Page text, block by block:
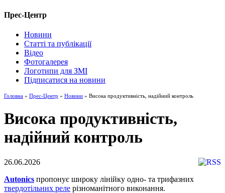
Прес-Центр
Новини
Статті та публікації
Відео
Фотогалерея
Логотипи для ЗМІ
Підписатися на новини
Головна » Прес-Центр » Новини » Bисока продуктивність, надійний контроль
Bисока продуктивність,
надійний контроль
26.06.2026
Autonics пропонує широку лінійку одно- та трифазних
твердотільних реле різноманітного виконання.